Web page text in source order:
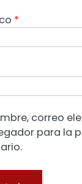
*
correo
para la